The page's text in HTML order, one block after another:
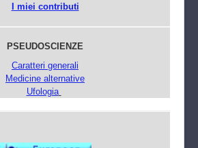
I miei contributi
PSEUDOSCIENZE
Caratteri generali
Medicine alternative
Ufologia